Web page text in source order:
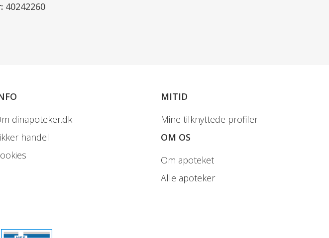
40242260
dinapoteker.dk
handel
MITID
Mine tilknyttede profiler
OM OS
Om apoteket
Alle apoteker